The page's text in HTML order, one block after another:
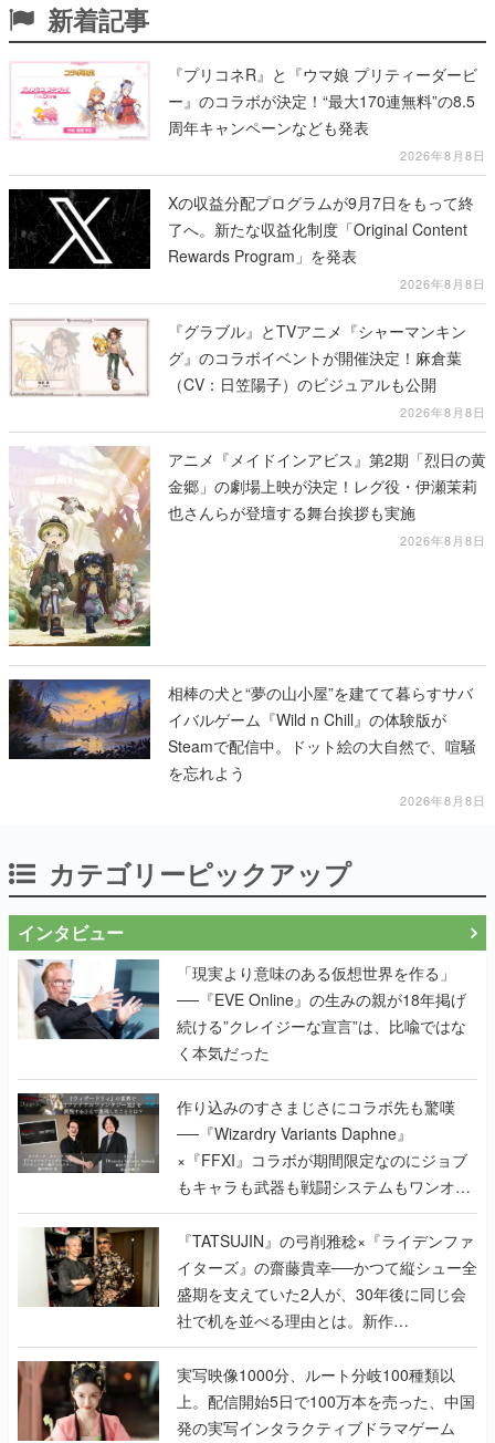
新着記事
『プリコネR』と『ウマ娘 プリティーダービ
ー』のコラボが決定！“最大170連無料”の8.5
周年キャンペーンなども発表
2026年8月8日
Xの収益分配プログラムが9月7日をもって終
了へ。新たな収益化制度「Original Content
Rewards Program」を発表
2026年8月8日
『グラブル』とTVアニメ『シャーマンキン
グ』のコラボイベントが開催決定！麻倉葉
（CV：日笠陽子）のビジュアルも公開
2026年8月8日
アニメ『メイドインアビス』第2期「烈日の黄
金郷」の劇場上映が決定！レグ役・伊瀬茉莉
也さんらが登壇する舞台挨拶も実施
2026年8月8日
相棒の犬と“夢の山小屋”を建てて暮らすサバ
イバルゲーム『Wild n Chill』の体験版が
Steamで配信中。ドット絵の大自然で、喧騒
を忘れよう
2026年8月8日
カテゴリーピックアップ
インタビュー
「現実より意味のある仮想世界を作る」
──『EVE Online』の生みの親が18年掲げ
続ける”クレイジーな宣言”は、比喩ではな
く本気だった
作り込みのすさまじさにコラボ先も驚嘆
──『Wizardry Variants Daphne』
×『FFXI』コラボが期間限定なのにジョブ
もキャラも武器も戦闘システムもワンオフ
で作り込まれた理由を両ディレクターに聞
く
『TATSUJIN』の弓削雅稔×『ライデンファ
イターズ』の齋藤貴幸──かつて縦シュー全
盛期を支えていた2人が、30年後に同じ会
社で机を並べる理由とは。新作
『TATSUJIN EXTREME』で初タッグを組
んだレジェンド2人に訊く開発秘話
実写映像1000分、ルート分岐100種類以
上。配信開始5日で100万本を売った、中国
発の実写インタラクティブドラマゲーム